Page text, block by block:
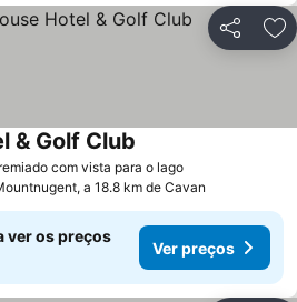
Partilhar
com vista para o lago
& Golf Club
a 18.8 km de Cavan
ver os preços
Ver preços